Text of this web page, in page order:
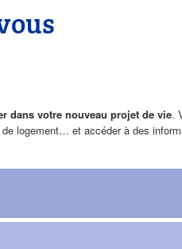
dans votre nouveau projet de vie.
logement… et accéder à des